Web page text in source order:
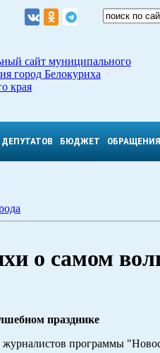
сайт муниципального
город Белокуриха
края
ДЕПУТАТОВ БЮДЖЕТ ОБРАЩЕНИЯ
о самом
празднике
программы